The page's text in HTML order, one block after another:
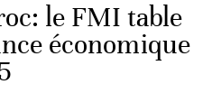
le FMI table
économique